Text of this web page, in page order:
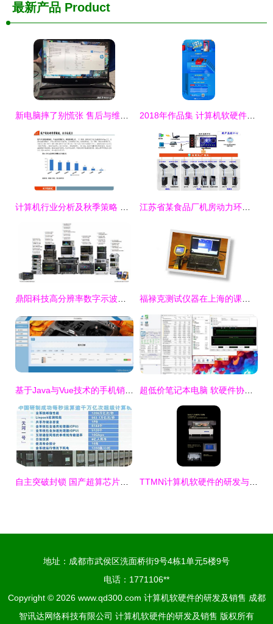
最新产品 Product
地址：成都市武侯区洗面桥街9号4栋1单元5楼9号
电话：1771106**
Copyright © 2026 www.qd300.com 计算机软硬件的研发及销售 成都
智讯达网络科技有限公司 计算机软硬件的研发及销售 版权所有